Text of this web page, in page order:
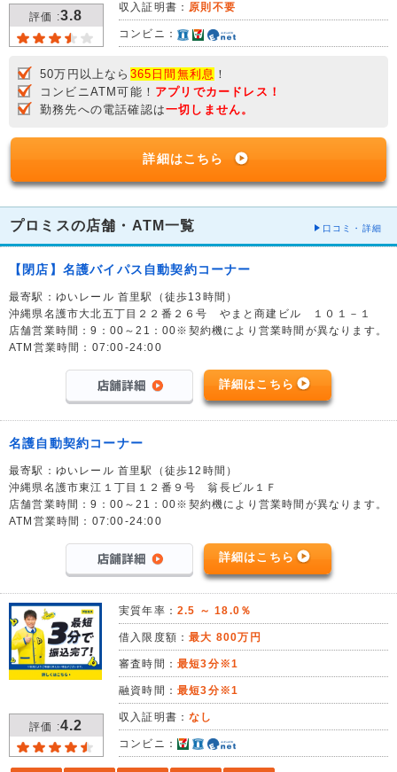
評価 :3.8
収入証明書： 原則不要
コンビニ：
50万円以上なら 365日間無利息 ！
コンビニATM可能！ アプリでカードレス！
勤務先への電話確認は一切しません。
詳細はこちら
プロミスの店舗・ATM一覧 口コミ・詳細
【閉店】名護バイパス自動契約コーナー
最寄駅：ゆいレール 首里駅（徒歩13時間）
沖縄県名護市大北五丁目２２番２６号 やまと商建ビル １０１－１
店舗営業時間：9：00～21：00※契約機により営業時間が異なります。
ATM営業時間：07:00-24:00
詳細はこちら
名護自動契約コーナー
最寄駅：ゆいレール 首里駅（徒歩12時間）
沖縄県名護市東江１丁目１２番９号 翁長ビル１Ｆ
店舗営業時間：9：00～21：00※契約機により営業時間が異なります。
ATM営業時間：07:00-24:00
詳細はこちら
評価 :4.2
実質年率： 2.5 ～ 18.0％
借入限度額：最大 800万円
審査時間： 最短3分※1
融資時間： 最短3分※1
収入証明書：なし
コンビニ：